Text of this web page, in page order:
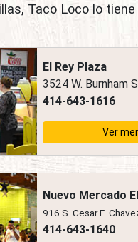
Taco Loco lo
El Rey Plaza
3524 W. Burnham
414-643-1616
Ver
Nuevo Mercado
916 S. Cesar E.
414-643-1640